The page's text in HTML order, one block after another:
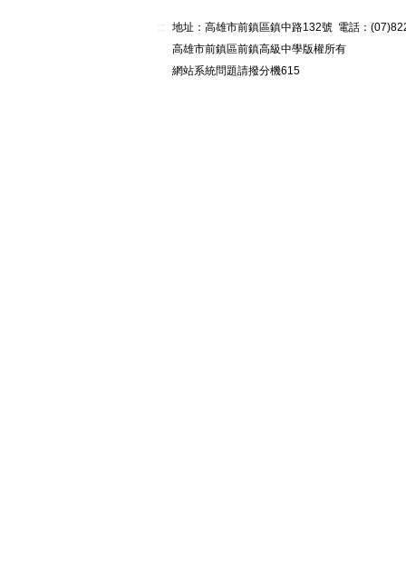
:::
地址：高雄市前鎮區鎮中路132號 電話：
高雄市前鎮區前鎮高級中學版權所有
網站系統問題請撥分機615